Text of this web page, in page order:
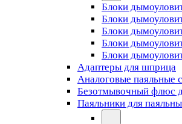
Блоки
Блоки
Блоки
Блоки
Блоки
Адаптеры для шприца
Аналоговые паяльные
Безотмывочный флюс
Паяльники для